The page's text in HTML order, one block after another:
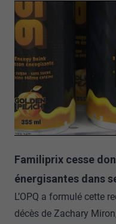
Familiprix cesse
énergisantes dans
L’OPQ a formulé cette
décès de Zachary